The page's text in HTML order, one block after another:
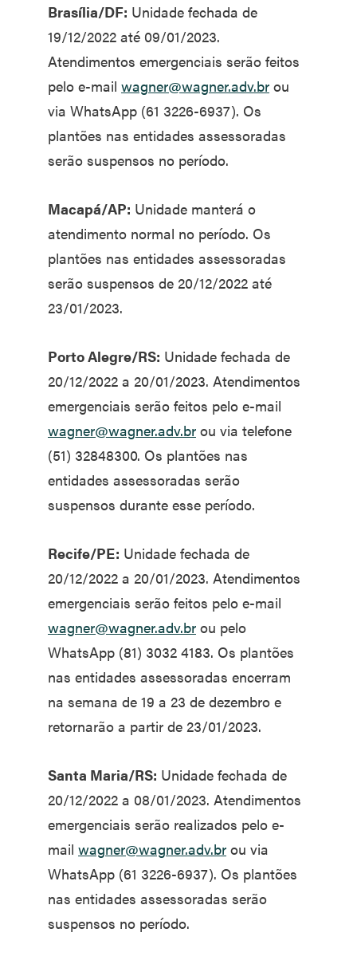
Brasília/DF: Unidade fechada de
19/12/2022 até 09/01/2023.
Atendimentos emergenciais serão feitos
pelo e-mail wagner@wagner.adv.br ou
via WhatsApp (61 3226-6937). Os
plantões nas entidades assessoradas
serão suspensos no período.
Macapá/AP: Unidade manterá o
atendimento normal no período. Os
plantões nas entidades assessoradas
serão suspensos de 20/12/2022 até
23/01/2023.
Porto Alegre/RS: Unidade fechada de
20/12/2022 a 20/01/2023. Atendimentos
emergenciais serão feitos pelo e-mail
wagner@wagner.adv.br ou via telefone
(51) 32848300. Os plantões nas
entidades assessoradas serão
suspensos durante esse período.
Recife/PE: Unidade fechada de
20/12/2022 a 20/01/2023. Atendimentos
emergenciais serão feitos pelo e-mail
wagner@wagner.adv.br ou pelo
WhatsApp (81) 3032 4183. Os plantões
nas entidades assessoradas encerram
na semana de 19 a 23 de dezembro e
retornarão a partir de 23/01/2023.
Santa Maria/RS: Unidade fechada de
20/12/2022 a 08/01/2023. Atendimentos
emergenciais serão realizados pelo e-
mail wagner@wagner.adv.br ou via
WhatsApp (61 3226-6937). Os plantões
nas entidades assessoradas serão
suspensos no período.